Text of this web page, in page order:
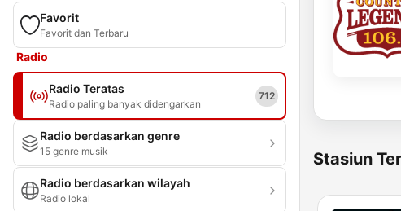
Favorit
Favorit dan Terbaru
Radio
Radio Teratas
Radio paling banyak didengarkan
712
Radio berdasarkan genre
15 genre musik
Radio berdasarkan wilayah
Radio lokal
Stasiun